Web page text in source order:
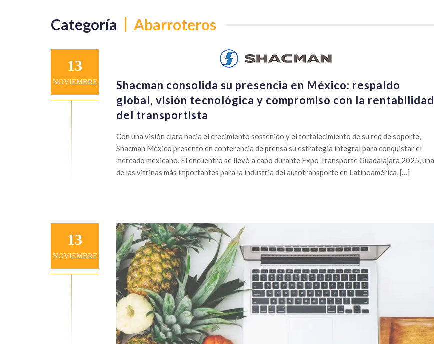
Categoría Abarroteros
13
NOVIEMBRE
Shacman consolida su presencia en México: respaldo
global, visión tecnológica y compromiso con la rentabilidad
del transportista
Con una visión clara hacia el crecimiento sostenido y el fortalecimiento de su red de soporte,
Shacman México presentó en conferencia de prensa su estrategia integral para conquistar el
mercado mexicano. El encuentro se llevó a cabo durante Expo Transporte Guadalajara 2025, una
de las vitrinas más importantes para la industria del autotransporte en Latinoamérica, […]
13
NOVIEMBRE